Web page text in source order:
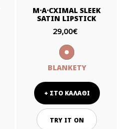
M·A·CXIMAL SLEEK
SATIN LIPSTICK
29,00€
BLANKETY
+ ΣΤΟ ΚΑΛΑΘΙ
TRY IT ON